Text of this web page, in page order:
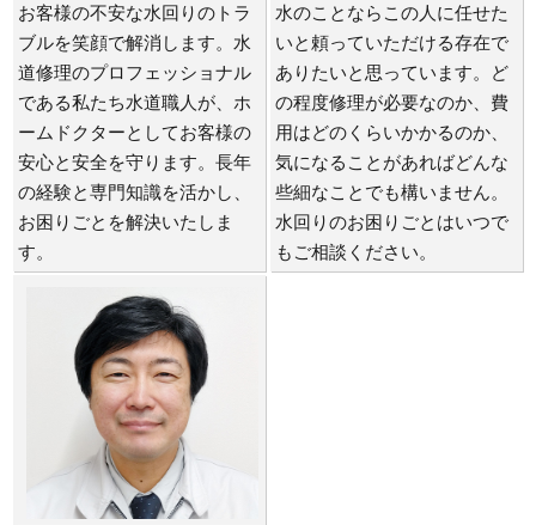
お客様の不安な水回りのトラ
ブルを笑顔で解消します。水
道修理のプロフェッショナル
である私たち水道職人が、ホ
ームドクターとしてお客様の
安心と安全を守ります。長年
の経験と専門知識を活かし、
お困りごとを解決いたしま
す。
水のことならこの人に任せた
いと頼っていただける存在で
ありたいと思っています。ど
の程度修理が必要なのか、費
用はどのくらいかかるのか、
気になることがあればどんな
些細なことでも構いません。
水回りのお困りごとはいつで
もご相談ください。